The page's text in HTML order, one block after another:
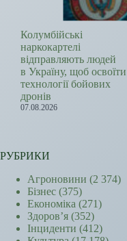
Колумбійські
наркокартелі
відправляють людей
в Україну, щоб освоїти
технології бойових
дронів
07.08.2026
РУБРИКИ
Агроновини (2 374)
Бізнес (375)
Економіка (271)
Здоров’я (352)
Інциденти (412)